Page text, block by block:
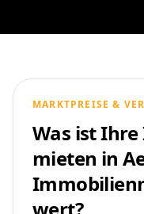
MARKTPREISE &
Was ist
mieten in